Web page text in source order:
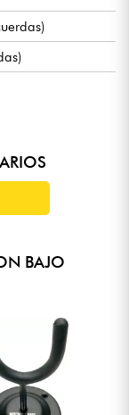
de zumbidos
(interruptor true
BAJO